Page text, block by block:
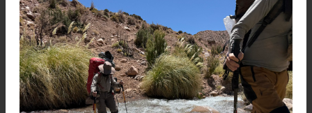
Queda definida la fecha de partida: el primer día
Febrero. No había que dejar pasar el
avanzado; se habría derretido buena parte
acumulación de nieve invernal, preveíamos que
portezuelos a traspasar, a 4.450 metros de